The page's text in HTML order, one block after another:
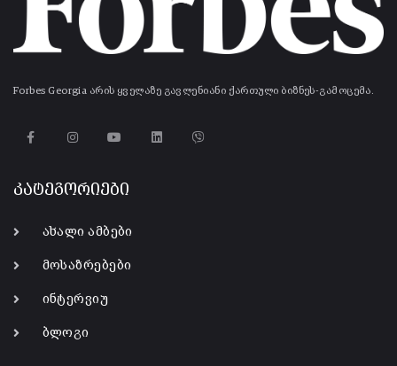
Forbes Georgia არის ყველაზე გავლენიანი ქართული ბიზნეს-გამოცემა.
კატეგორიები
ახალი ამბები
მოსაზრებები
ინტერვიუ
ბლოგი